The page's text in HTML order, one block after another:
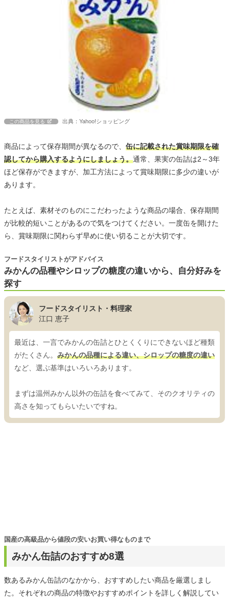
この商品を見る 出典：Yahoo!ショッピング
商品によって保存期間が異なるので、 缶に記載された賞味期限を確
認してから購入するようにしましょう。通常、果実の缶詰は2～3年
ほど保存ができますが、加工方法によって賞味期限に多少の違いが
あります。
たとえば、素材そのものにこだわったような商品の場合、保存期間
が比較的短いことがあるので気をつけてください。一度缶を開けた
ら、賞味期限に関わらず早めに使い切ることが大切です。
みかんの品種やシロップの糖度の違いから、自分好みを
探す
フードスタイリストがアドバイス
フードスタイリスト・料理家
江口 恵子
最近は、一言でみかんの缶詰とひとくくりにできないほど種類
がたくさん。 みかんの品種による違い、シロップの糖度の違い
など、選ぶ基準はいろいろあります。
まずは温州みかん以外の缶詰を食べてみて、そのクオリティの
高さを知ってもらいたいですね。
みかん缶詰のおすすめ8選
国産の高級品から値段の安いお買い得なものまで
数あるみかん缶詰のなかから、おすすめしたい商品を厳選しまし
た。それぞれの商品の特徴やおすすめポイントを詳しく解説してい